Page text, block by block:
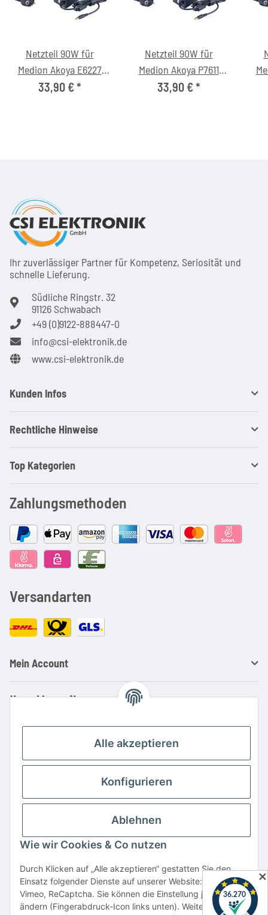
Netzteil 90W für
Medion Akoya E6227
(MD98097) Notebook
33,90 €*
Netzteil 90W für
Medion Akoya P7611
(MD97288) Notebook
33,90 €*
Ihr zuver­läs­siger Partner für Kom­pe­tenz, Seri­osi­tät und
schnel­le Lie­ferung.
Südliche Ringstr. 32
91126 Schwabach
+49 (0)9122-888447-0
info@csi-elektronik.de
www.csi-elektronik.de
Kunden Infos
Rechtliche Hinweise
Top Kategorien
Zahlungsmethoden
Versandarten
Mein Account
Ihre Vorteile
Kauf auf Rechnung
Große Auswahl an Netzteilen und Ladegeräten
Schnelle Lieferung
Hohe Lagerverfügbarkeit
Vertrag widerrufen
* Alle Preise inkl. gesetzlicher USt., zzgl.Versand
Alle verwendeten Markennamen u. Bezeichnungen sind eingetragene Warenzeichen
Alle akzeptieren
Konfigurieren
Ablehnen
Wie wir Cookies & Co nutzen
Durch Klicken auf „Alle akzeptieren“ gestatten Sie den
Einsatz folgender Dienste auf unserer Website: YouTube,
Vimeo, ReCaptcha. Sie können die Einstellung jederzeit
ändern (Fingerabdruck-Icon links unten). Weitere Details
✕